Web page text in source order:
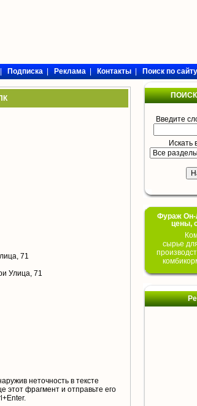
Подписка|Реклама|Контакты|Поиск по сайту
71
Улица, 71
неточность в тексте
этот фрагмент и отправьте его
Введите
Искать
Фураж Он-
цены,
сырье